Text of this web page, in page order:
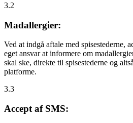
3.2
Madallergier:
Ved at indgå aftale med spisestederne,
eget ansvar at informere om
skal ske, direkte til spisestederne og
platforme.
3.3
Accept af SMS: